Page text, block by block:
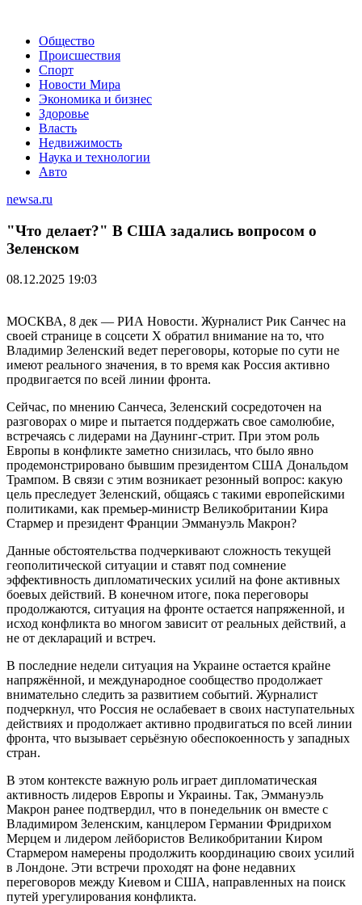
Общество
Происшествия
Спорт
Новости Мира
Экономика и бизнес
Здоровье
Власть
Недвижимость
Наука и технологии
Авто
newsa.ru
"Что делает?" В США задались вопросом о
Зеленском
08.12.2025 19:03
МОСКВА, 8 дек — РИА Новости. Журналист Рик Санчес на
своей странице в соцсети X обратил внимание на то, что
Владимир Зеленский ведет переговоры, которые по сути не
имеют реального значения, в то время как Россия активно
продвигается по всей линии фронта.
Сейчас, по мнению Санчеса, Зеленский сосредоточен на
разговорах о мире и пытается поддержать свое самолюбие,
встречаясь с лидерами на Даунинг-стрит. При этом роль
Европы в конфликте заметно снизилась, что было явно
продемонстрировано бывшим президентом США Дональдом
Трампом. В связи с этим возникает резонный вопрос: какую
цель преследует Зеленский, общаясь с такими европейскими
политиками, как премьер-министр Великобритании Кира
Стармер и президент Франции Эммануэль Макрон?
Данные обстоятельства подчеркивают сложность текущей
геополитической ситуации и ставят под сомнение
эффективность дипломатических усилий на фоне активных
боевых действий. В конечном итоге, пока переговоры
продолжаются, ситуация на фронте остается напряженной, и
исход конфликта во многом зависит от реальных действий, а
не от деклараций и встреч.
В последние недели ситуация на Украине остается крайне
напряжённой, и международное сообщество продолжает
внимательно следить за развитием событий. Журналист
подчеркнул, что Россия не ослабевает в своих наступательных
действиях и продолжает активно продвигаться по всей линии
фронта, что вызывает серьёзную обеспокоенность у западных
стран.
В этом контексте важную роль играет дипломатическая
активность лидеров Европы и Украины. Так, Эммануэль
Макрон ранее подтвердил, что в понедельник он вместе с
Владимиром Зеленским, канцлером Германии Фридрихом
Мерцем и лидером лейбористов Великобритании Киром
Стармером намерены продолжить координацию своих усилий
в Лондоне. Эти встречи проходят на фоне недавних
переговоров между Киевом и США, направленных на поиск
путей урегулирования конфликта.